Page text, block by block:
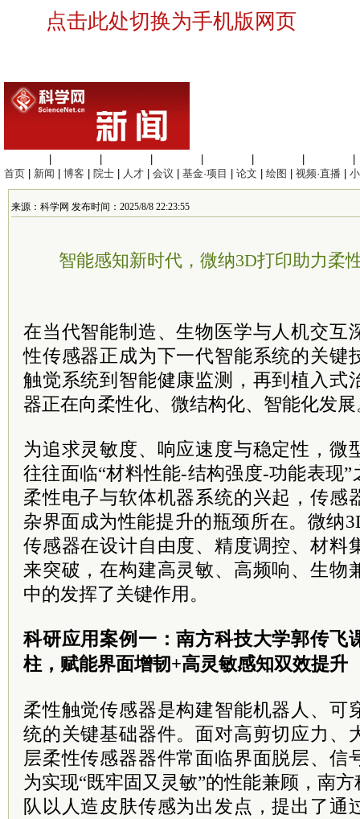
点击此处切换为手机版网页
首页
新闻 博客 院士 人才 会议 基金·项目 论文 绘图 视频·直播
来源：科学网 发布时间：2025/8/8 22:23:55
智能感知新时代，微纳3D打印助力柔
在当代智能制造、生物医学与人机交互
性传感器正成为下一代智能系统的关键
触觉系统到智能健康监测，再到植入式
器正在向柔性化、微结构化、智能化发展
为追求灵敏度、响应速度与稳定性，微
往往面临“材料性能-结构强度-功能表现
柔性电子与软体机器系统的兴起，传感
杂界面成为性能提升的瓶颈所在。微纳
传感器在设计自由度、精度调控、材料
来突破，在构建高灵敏、高频响、生物
中的发挥了关键作用。
科研应用案例一：南方科技大学郭传飞
柱，赋能界面增韧+高灵敏感知双效提升
柔性触觉传感器是构建智能机器人、可
统的关键基础器件。面对高剪切应力、
层柔性传感器器件常面临界面脱层、信
为实现“既牢固又灵敏”的性能兼顾，南
队以人造皮肤传感为出发点，提出了通